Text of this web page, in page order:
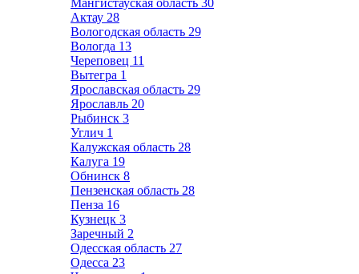
Мангистауская область 30
Актау 28
Вологодская область 29
Вологда 13
Череповец 11
Вытегра 1
Ярославская область 29
Ярославль 20
Рыбинск 3
Углич 1
Калужская область 28
Калуга 19
Обнинск 8
Пензенская область 28
Пенза 16
Кузнецк 3
Заречный 2
Одесская область 27
Одесса 23